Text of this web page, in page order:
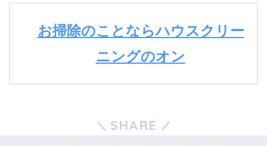
お掃除のことならハウスクリー
ニングのオン
SHARE